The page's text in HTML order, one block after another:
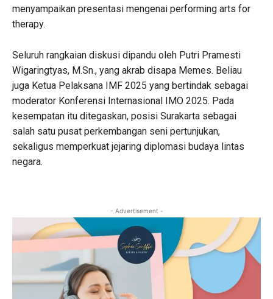
menyampaikan presentasi mengenai performing arts for
therapy.
Seluruh rangkaian diskusi dipandu oleh Putri Pramesti
Wigaringtyas, M.Sn., yang akrab disapa Memes. Beliau
juga Ketua Pelaksana IMF 2025 yang bertindak sebagai
moderator Konferensi Internasional IMO 2025. Pada
kesempatan itu ditegaskan, posisi Surakarta sebagai
salah satu pusat perkembangan seni pertunjukan,
sekaligus memperkuat jejaring diplomasi budaya lintas
negara.
- Advertisement -